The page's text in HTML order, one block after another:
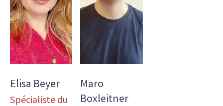
Elisa Beyer
Spécialiste du
Maro
Boxleitner